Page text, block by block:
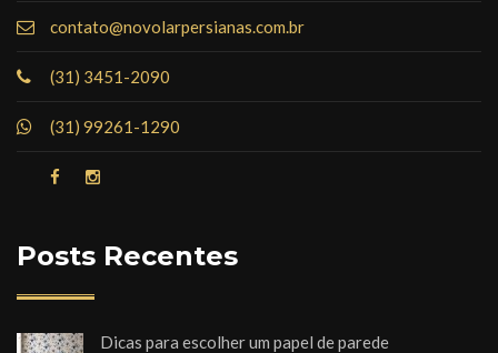
contato@novolarpersianas.com.br
(31) 3451-2090
(31) 99261-1290
Posts Recentes
Dicas para escolher um papel de parede